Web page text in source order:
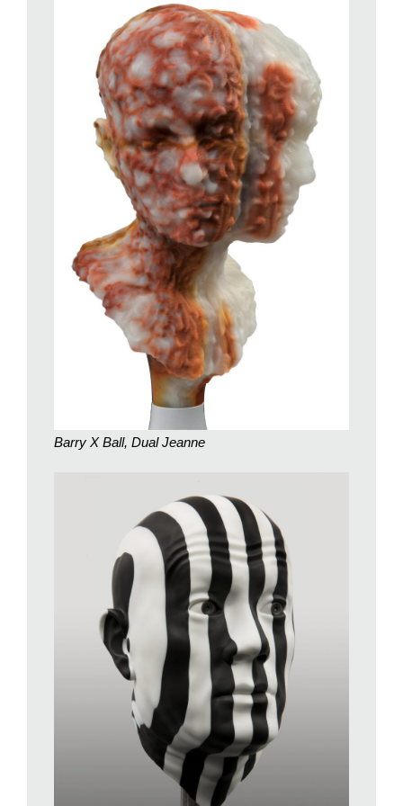
bellezza universale eterna.
Proprio la relazione tra antico e contemporaneo è uno dei
cardini attorno a cui ruota la ricerca di Ball: «Voglio che il mio
lavoro sia imbevuto dell’intensità che caratterizzava l’arte del
passato e che, nel presente, fatico a ritrovare. La mia opera ha
sempre dichiarato il proprio omaggio a precedenti storici
europei (in particolar modo italiani) con cui sto interagendo in
maniera ancora più intima nelle mie nuove sculture» sottolinea
Per Ball, nato nella modernissima California, la vecchia Europa
con la sua cultura millenaria ha un fascino irresistibile. Del
1984 è il primo viaggio dell’artista alla scoperta dei capolavori
di Giotto, di Leonardo, di Michelangelo e di tanti altri grandi
maestri, che lo spingono a conoscere e sperimentare con
entusiasmo le tecniche medievali e rinascimentali. Il confronto
con il passato deve però per Ball condurre a qualcosa di
inedito, di altamente innovativo. E non può che essere
altrimenti per un artista cresciuto nella fede nel progresso.
Ecco che, nelle sue sculture, il volgere lo sguardo indietro nel
tempo non viene inteso come semplice imitazione ma come
reinterpretazione in chiave tecnologica del passato, in una
Le sue repliche di opere antiche e moderne passano difatti
attraverso l’uso di apparati e sistemi avanzati, quali scanner
3D, macchine digitali ad alta risoluzione e robot a controllo
numerico, per trovare poi solida forma nel marmo,
nell’alabastro, nel lapislazzuli o nei metalli pregiati. La
progettazione virtuale e la modellazione al computer delle
sculture si accompagnano in Ball alla cura manuale delle
finiture, come a rimarcare che dopo l’uso, anche
preponderante, della tecnologia, è sempre e comunque
l’impronta umana ad attribuire all’opera la sua unicità. Ed è
proprio questo paziente e meticoloso intervento sulla materia a
scongiurare il pericolo che le creazioni di Ball divengano
semplici esercizi di stile frutto di una cieca fiducia nel mezzo
Il percorso della mostra varesina raccoglie molti dei lavori più
Barry X Ball, Dual Jeanne